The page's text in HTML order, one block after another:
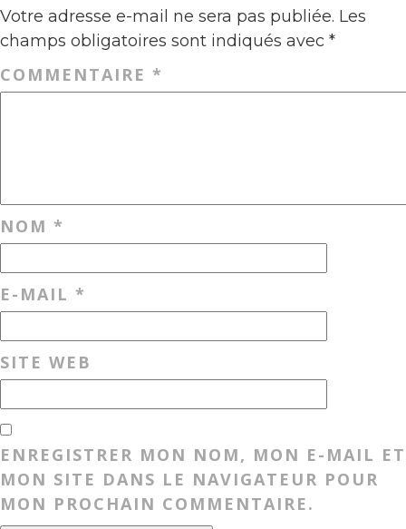
Votre adresse e-mail ne sera pas publiée. Les
champs obligatoires sont indiqués avec *
COMMENTAIRE *
NOM *
E-MAIL *
SITE WEB
ENREGISTRER MON NOM, MON E-MAIL ET
MON SITE DANS LE NAVIGATEUR POUR
MON PROCHAIN COMMENTAIRE.